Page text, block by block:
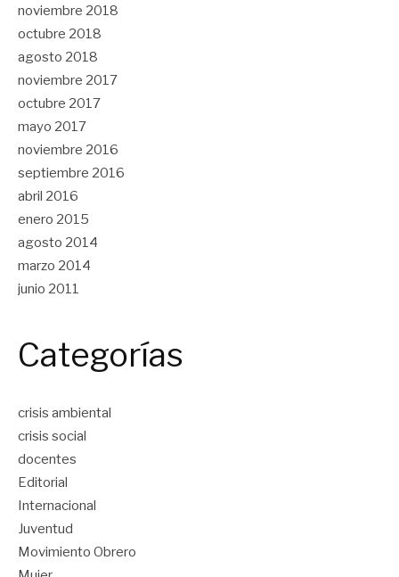
noviembre 2018
octubre 2018
agosto 2018
noviembre 2017
octubre 2017
mayo 2017
noviembre 2016
septiembre 2016
abril 2016
enero 2015
agosto 2014
marzo 2014
junio 2011
Categorías
crisis ambiental
crisis social
docentes
Editorial
Internacional
Juventud
Movimiento Obrero